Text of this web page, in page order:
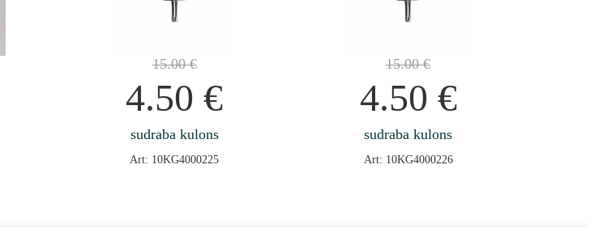
15.00€
4.50€
sudraba kulons
Art: 10KG4000225
15.00€
4.50 €
sudraba kulons
Art: 10KG4000226